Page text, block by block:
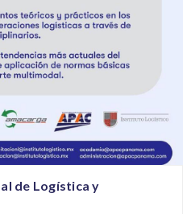
de Logística y